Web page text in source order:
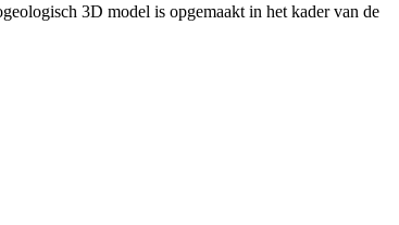
3D model is opgemaakt in het kader van de